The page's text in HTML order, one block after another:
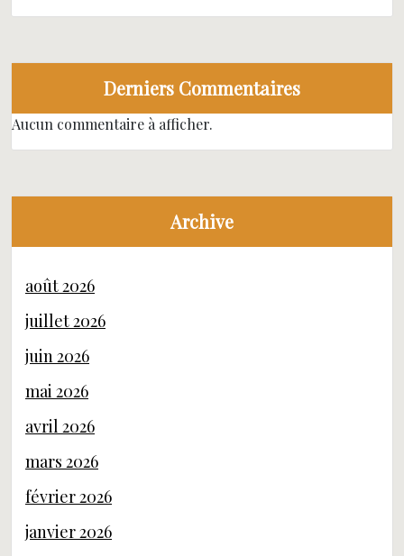
Derniers Commentaires
Aucun commentaire à afficher.
Archive
août 2026
juillet 2026
juin 2026
mai 2026
avril 2026
mars 2026
février 2026
janvier 2026